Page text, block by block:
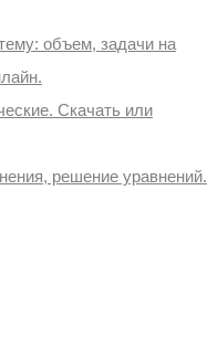
объем, задачи на
Скачать или
решение уравнений.